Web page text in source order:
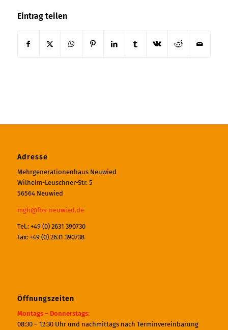
Eintrag teilen
Adresse
Mehrgenerationenhaus Neuwied
Wilhelm-Leuschner-Str. 5
56564 Neuwied
mgh@fbs-neuwied.de
Tel.: +49 (0) 2631 390730
Fax: +49 (0) 2631 390738
Öffnungszeiten
Montags – Donnerstags:
08:30 – 12:30 Uhr und nachmittags nach Terminvereinbarung